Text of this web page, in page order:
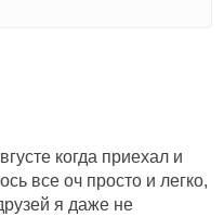
когда приехал и
все оч просто и легко,
я даже не